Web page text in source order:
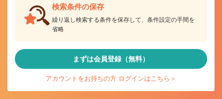
検索条件の保存
繰り返し検索する条件を保存して、条件設定の手間を
省略
まずは会員登録（無料）
アカウントをお持ちの方 ログインはこちら＞